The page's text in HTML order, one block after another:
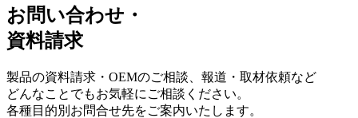
お問い合わせ・
資料請求
製品の資料請求・OEMのご相談、報道・取材依頼など
どんなことでもお気軽にご相談ください。
各種目的別お問合せ先をご案内いたします。